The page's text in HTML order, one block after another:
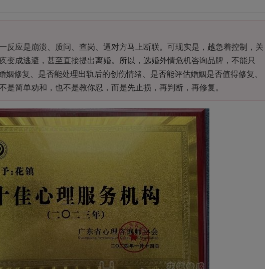
应是崩溃、质问、查岗、逼对方马上断联。可现实是，越急着控制，关
变成逃避，甚至直接提出离婚。所以，选婚外情危机咨询品牌，不能只
姻修复、是否能处理出轨后的创伤情绪、是否能评估婚姻是否值得修复、
是简单劝和，也不是教你忍，而是先止损，再判断，再修复。